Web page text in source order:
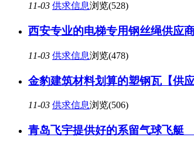
11-03 供求信息浏览(528)
西安专业的电梯专用钢丝绳供
11-03 供求信息浏览(478)
金豹建筑材料划算的塑钢瓦【供
11-03 供求信息浏览(506)
青岛飞宇提供好的系留气球飞艇